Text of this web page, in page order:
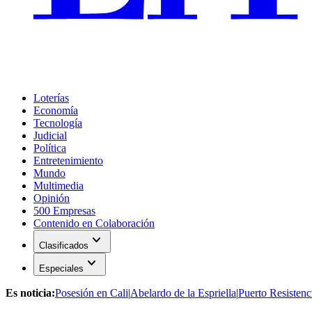
Loterías
Economía
Tecnología
Judicial
Política
Entretenimiento
Mundo
Multimedia
Opinión
500 Empresas
Contenido en Colaboración
Clasificados expand_more
Especiales expand_more
Es noticia:Posesión en Cali|Abelardo de la Espriella|Puerto